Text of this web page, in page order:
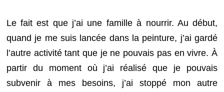
Le fait est que j’ai une famille à nourrir. Au début,
quand je me suis lancée dans la peinture, j’ai gardé
l’autre activité tant que je ne pouvais pas en vivre. À
partir du moment où j’ai réalisé que je pouvais
subvenir à mes besoins, j’ai stoppé mon autre